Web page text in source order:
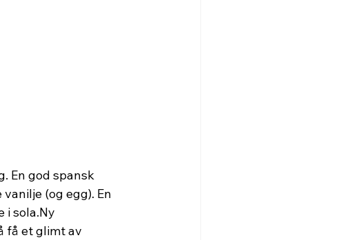
En god spansk
(og egg). En
i sola.Ny
få et glimt av